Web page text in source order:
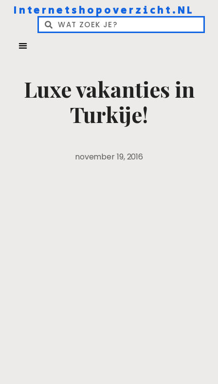
Internetshopoverzicht.NL
Luxe vakanties in
Turkije!
november 19, 2016